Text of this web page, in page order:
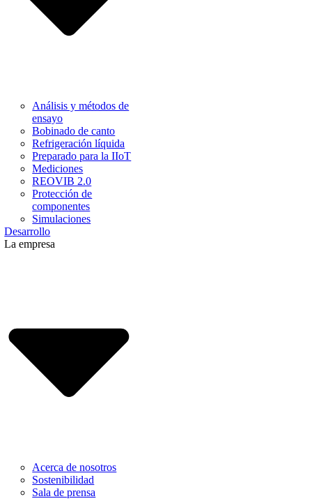
Análisis y métodos de
ensayo
Bobinado de canto
Refrigeración líquida
Preparado para la IIoT
Mediciones
REOVIB 2.0
Protección de
componentes
Simulaciones
Desarrollo
La empresa
Acerca de nosotros
Sostenibilidad
Sala de prensa